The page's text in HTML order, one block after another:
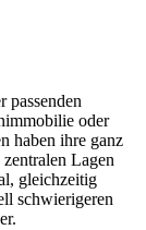
passenden
oder
haben ihre ganz
Lagen
gleichzeitig
schwierigeren